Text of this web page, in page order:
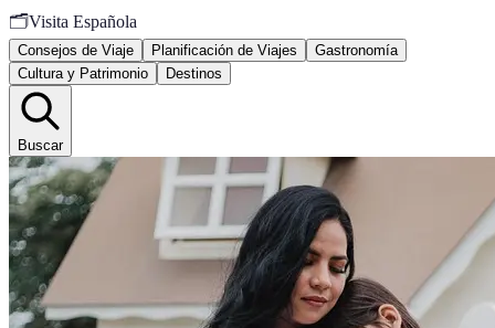
🗂️Visita Española
Consejos de Viaje Planificación de Viajes
Gastronomía
Cultura y Patrimonio
Destinos
Buscar